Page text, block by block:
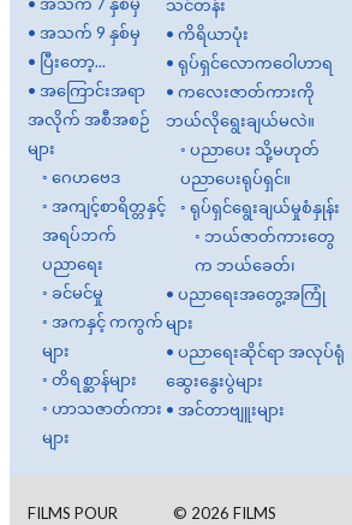
• အသက် 9 နှစ်မှ
• ပြီးတော့...
• အကြောင်းအရာ
အလိုက် အစီအစဉ်
များ
◦ ဂေဟဗေဒ
◦ အကျင့်စာရိတ္တနှင့်
အရပ်ဘက်
ပညာရေး
◦ ခင်မင်မှု
◦ အကနှင့် ကကွက်
များ
◦ တိရစ္ဆာန်များ
◦ ဟာသဇာတ်ကား
များ
သင်တန်း
•ကိရိယာပုံး
•ရုပ်ရှင်လောကဝေါဟာရ
•ကလေးဇာတ်ကားကို
ဘယ်လိုရွေးချယ်မလဲ။
◦ပညာပေး သို့မဟုတ်
ပညာပေးရုပ်ရှင်။
◦ရုပ်ရှင်ရွေးချယ်မှုစံနှုန်း
◦ ဘယ်ဇာတ်ကားတွေ
က ဘယ်ခေတ်၊
•ပညာရေးအတွေ့အကြုံ
များ
•ပညာရေးဆိုင်ရာ အလုပ်ရုံ
ဆွေးနွေးပွဲများ
•အင်တာဗျူးများ
FILMS POUR © 2026 FILMS